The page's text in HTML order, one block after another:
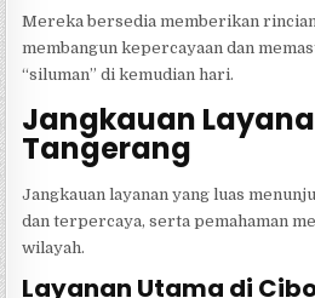
Mereka bersedia memberikan
membangun kepercayaan dan
“siluman” di kemudian hari.
Jangkauan
Tangerang
Jangkauan layanan yang luas
dan terpercaya, serta pemahaman
wilayah.
Layanan Utama di